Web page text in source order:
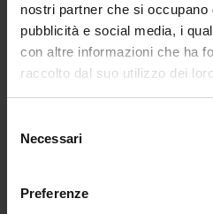
nostri partner che si occupano
pubblicità e social media, i
con altre informazioni che ha
raccolto dal suo utilizzo dei
delNecessari
Preferenze
MALLONI
16-17
da Redazione|Mar 10,
Malloni è un’azienda
2000, grazie all’intuito